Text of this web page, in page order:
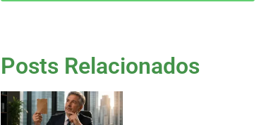
Posts Relacionados